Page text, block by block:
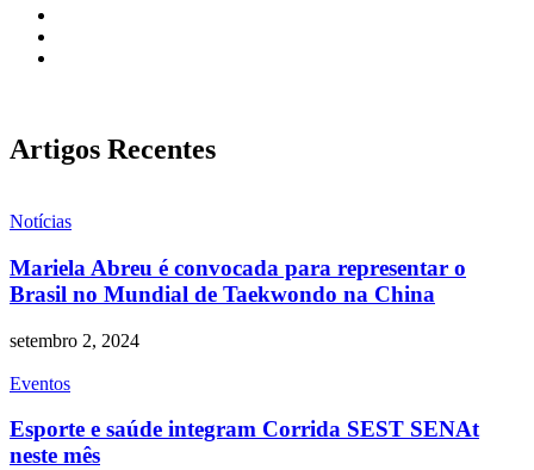
Artigos Recentes
Notícias
Mariela Abreu é convocada para representar o
Brasil no Mundial de Taekwondo na China
setembro 2, 2024
Eventos
Esporte e saúde integram Corrida SEST SENAt
neste mês